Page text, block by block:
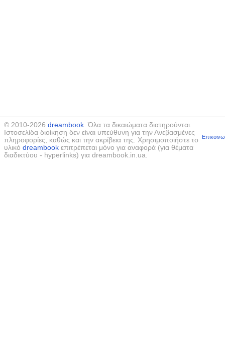
© 2010-2026 dreambook. Όλα τα δικαιώματα διατηρούνται.
Ιστοσελίδα διοίκηση δεν είναι υπεύθυνη για την Ανεβασμένες
πληροφορίες, καθώς και την ακρίβεια της. Χρησιμοποιήστε το
υλικό dreambook επιτρέπεται μόνο για αναφορά (για θέματα
διαδικτύου - hyperlinks) για dreambook.in.ua.